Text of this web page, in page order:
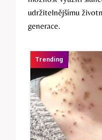
udržitelnějšímu
generace.